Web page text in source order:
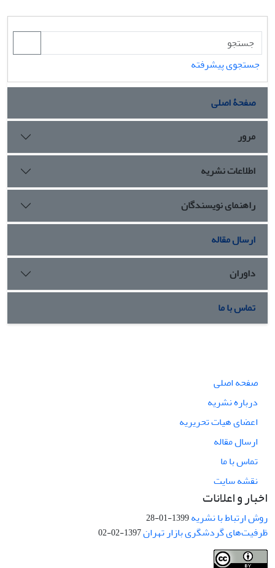
جستجوی پیشرفته
صفحۀ اصلی
مرور
اطلاعات نشریه
راهنمای نویسندگان
ارسال مقاله
داوران
تماس با ما
صفحه اصلی
درباره نشریه
اعضای هیات تحریریه
ارسال مقاله
تماس با ما
نقشه سایت
اخبار و اعلانات
روش ارتباط با نشریه1399-01-28
ظرفیت‌های گردشگری بازار تهران1397-02-02